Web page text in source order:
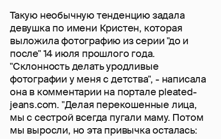
Такую необычную тенденцию задала
девушка по имени Кристен, которая
выложила фотографию из серии "до и
после" 14 июля прошлого года.
"Склонность делать уродливые
фотографии у меня с детства", - написала
она в комментарии на портале pleated-
jeans.com. "Делая перекошенные лица,
мы с сестрой всегда пугали маму. Потом
мы выросли, но эта привычка осталась: